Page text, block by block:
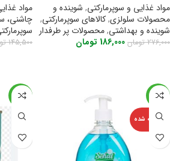
مواد غذایی و سوپرمارکتی, شوینده و
محصولات سلولزی,کالاهای سوپرمارکتی,
شوینده و بهداشتی,محصولات پر طرفدار
276,000 تومان 186,000 تومان
مواد
چاشنی،
145,500
-18%
فروخته شده
-30%